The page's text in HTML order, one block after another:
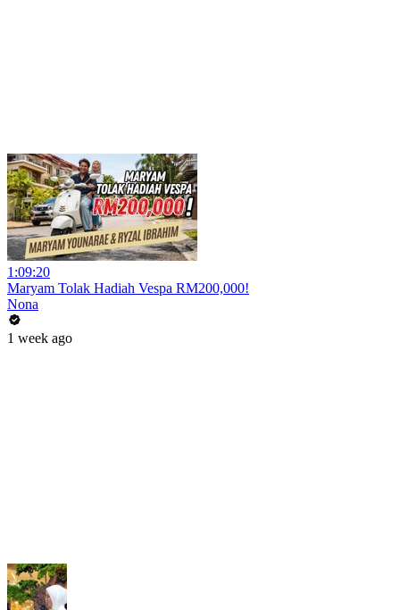
1:09:20
Maryam Tolak Hadiah Vespa RM200,000!
Nona
1 week ago